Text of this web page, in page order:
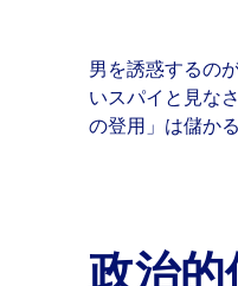
男を誘惑するの
いスパイと見な
の登用」は儲か